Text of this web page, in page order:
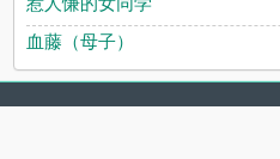
血藤（母子）